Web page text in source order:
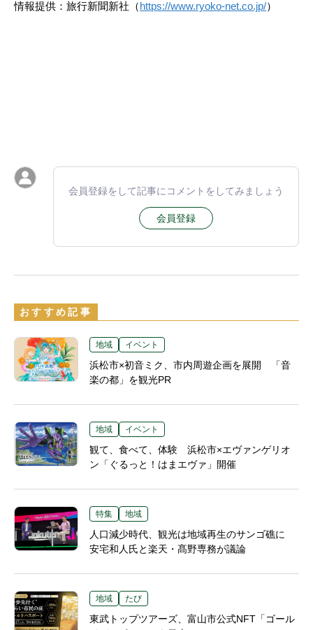
情報提供：旅行新聞新社（https://www.ryoko-net.co.jp/）
会員登録をして記事にコメントをしてみましょう
会員登録
おすすめ記事
地域 イベント
浜松市×初音ミク、市内周遊企画を展開 「音
楽の都」を観光PR
地域 イベント
観て、食べて、体験 浜松市×エヴァンゲリオ
ン「ぐるっと！はまエヴァ」開催
特集 地域
人口減少時代、観光は地域再生のサンゴ礁に
安宅和人氏と楽天・髙野専務が議論
地域 たび
東武トップツアーズ、富山市公式NFT「ゴール